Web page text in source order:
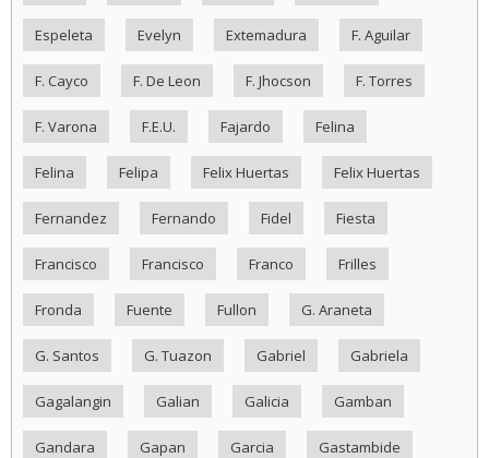
Espeleta Evelyn Extemadura F. Aguilar
F. Cayco F. De Leon F. Jhocson F. Torres
F. Varona F.E.U. Fajardo Felina
Felina Felipa Felix Huertas Felix Huertas
Fernandez Fernando Fidel Fiesta
Francisco Francisco Franco Frilles
Fronda Fuente Fullon G. Araneta
G. Santos G. Tuazon Gabriel Gabriela
Gagalangin Galian Galicia Gamban
Gandara Gapan Garcia Gastambide